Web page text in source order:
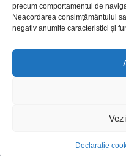
precum comportamentul de
Neacordarea consimțământului
negativ anumite caracteristici și
Declarație
Billing
Pricing
©2023 Dali. Designed